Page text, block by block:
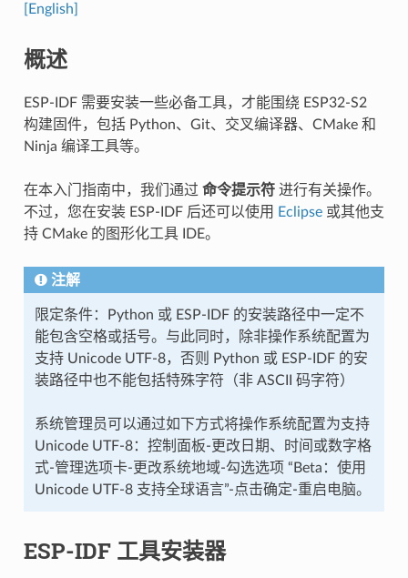
[English]
概述
ESP-IDF 需要安装一些必备工具，才能围绕 ESP32-S2
构建固件，包括 Python、Git、交叉编译器、CMake 和
Ninja 编译工具等。
在本入门指南中，我们通过 命令提示符进行有关操作。
不过，您在安装 ESP-IDF 后还可以使用
Eclipse或其他支
持 CMake 的图形化工具 IDE。
注解
限定条件：Python 或 ESP-IDF 的安装路径中一定不
能包含空格或括号。与此同时，除非操作系统配置为
支持 Unicode UTF-8，否则 Python 或 ESP-IDF 的安
装路径中也不能包括特殊字符（非 ASCII 码字符）
系统管理员可以通过如下方式将操作系统配置为支持
Unicode UTF-8：控制面板-更改日期、时间或数字格
式-管理选项卡-更改系统地域-勾选选项 “Beta：使用
Unicode UTF-8 支持全球语言”-点击确定-重启电脑。
ESP-IDF 工具安装器